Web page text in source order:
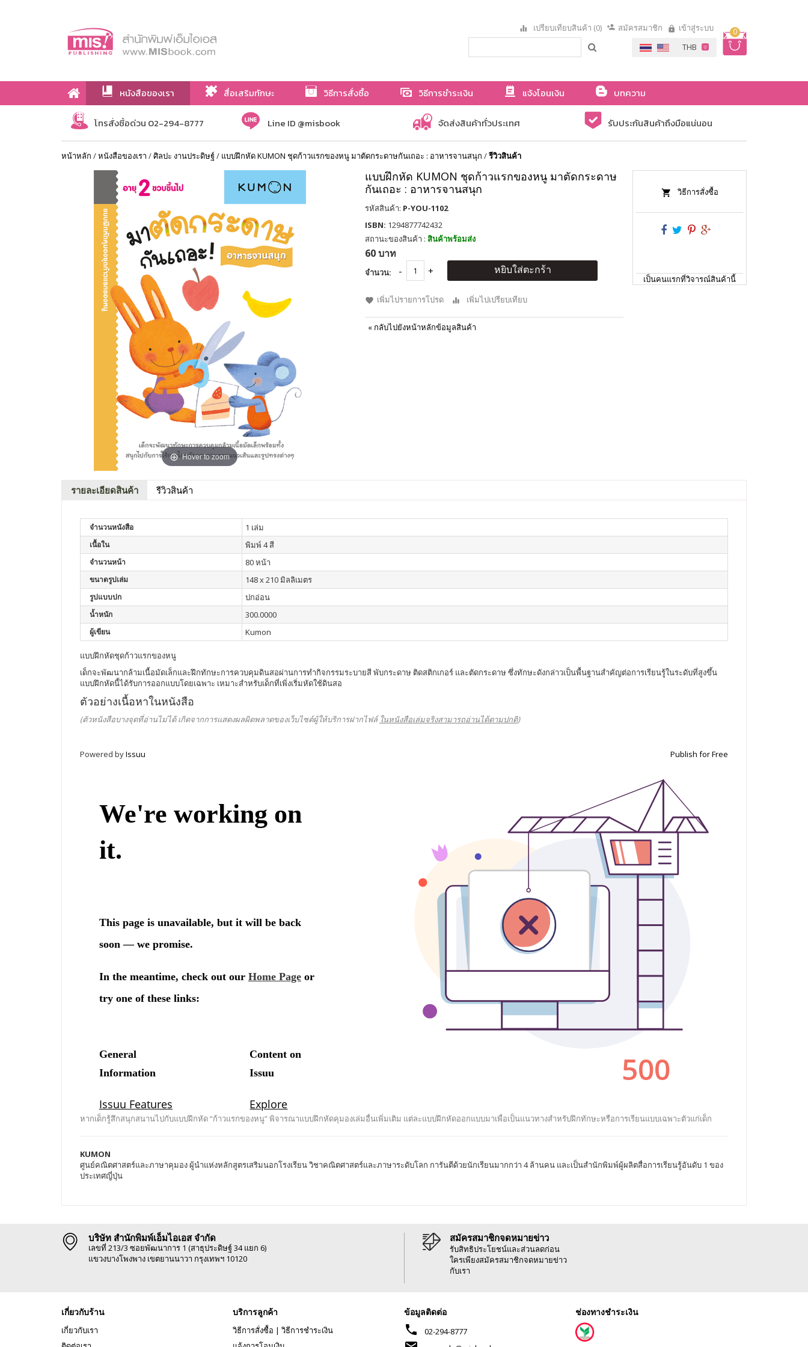
0
เปรียบเทียบสินค้า (0) สมัครสมาชิก เข้าสู่ระบบ
หนังสือของเรา สื่อเสริมทักษะ วิธีการสั่งซื้อ วิธีการชำระเงิน แจ้งโอนเงิน
บทความ
เกี่ยวกับเรา
โทรสั่งซื้อด่วน 02-294-8777 Line ID @misbook จัดส่งสินค้าทั่วประเทศ รับประกันสินค้าถึงมือแน่นอน
หน้าหลัก /หนังสือของเรา /ศิลปะ งานประดิษฐ์/ แบบฝึกหัด KUMON ชุดก้าวแรกของหนู มาตัดกระดาษกันเถอะ : อาหารจานสนุก /รีวิวสินค้า
Hover to zoom
แบบฝึกหัด KUMON ชุดก้าวแรกของหนู มาตัดกระดาษ
กันเถอะ : อาหารจานสนุก
รหัสสินค้า: P-YOU-1102
ISBN: 1294877742432
สถานะของสินค้า : สินค้าพร้อมส่ง
60 บาท
จำนวน: หยิบใส่ตะกร้า
เพิ่มไปรายการโปรด เพิ่มไปเปรียบเทียบ
« กลับไปยังหน้าหลักข้อมูลสินค้า
วิธีการสั่งซื้อ
เป็นคนแรกที่วิจารณ์สินค้านี้
รายละเอียดสินค้า รีวิวสินค้า
จำนวนหนังสือ 1 เล่ม
เนื้อใน พิมพ์ 4 สี
จำนวนหน้า 80 หน้า
ขนาดรูปเล่ม 148 x 210 มิลลิเมตร
รูปแบบปก ปกอ่อน
น้ำหนัก 300.0000
ผู้เขียน Kumon
แบบฝึกหัดชุดก้าวแรกของหนู
เด็กจะพัฒนากล้ามเนื้อมัดเล็กและฝึกทักษะการควบคุมดินสอผ่านการทำกิจกรรมระบายสี พับกระดาษ ติดสติกเกอร์ และตัดกระดาษ ซึ่งทักษะดังกล่าวเป็นพื้นฐานสำคัญต่อการเรียนรู้ในระดับที่สูงขึ้น
แบบฝึกหัดนี้ได้รับการออกแบบโดยเฉพาะ เหมาะสำหรับเด็กที่เพิ่งเริ่มหัดใช้ดินสอ
ตัวอย่างเนื้อหาในหนังสือ
(ตัวหนังสือบางจุดที่อ่านไม่ได้ เกิดจากการแสดงผลผิดพลาดของเว็บไซต์ผู้ให้บริการฝากไฟล์ ในหนังสือเล่มจริงสามารถอ่านได้ตามปกติ)
Powered byIssuu Publish for Free
หากเด็กรู้สึกสนุกสนานไปกับแบบฝึกหัด “ก้าวแรกของหนู” พิจารณาแบบฝึกหัดคุมองเล่มอื่นเพิ่มเติม แต่ละแบบฝึกหัดออกแบบมาเพื่อเป็นแนวทางสำหรับฝึกทักษะหรือการเรียนแบบเฉพาะตัวแก่เด็ก
KUMON
ศูนย์คณิตศาสตร์และภาษาคุมอง ผู้นำแห่งหลักสูตรเสริมนอกโรงเรียน วิชาคณิตศาสตร์และภาษาระดับโลก การันตีด้วยนักเรียนมากกว่า 4 ล้านคน และเป็นสำนักพิมพ์ผู้ผลิตสื่อการเรียนรู้อันดับ 1 ของ
ประเทศญี่ปุ่น
บริษัท สำนักพิมพ์เอ็มไอเอส จำกัด
เลขที่ 213/3 ซอยพัฒนาการ 1 (สาธุประดิษฐ์ 34 แยก 6)
แขวงบางโพงพาง เขตยานนาวา กรุงเทพฯ 10120
สมัครสมาชิกจดหมายข่าว
รับสิทธิประโยชน์และส่วนลดก่อน
ใครเพียงสมัครสมาชิกจดหมายข่าว
กับเรา
เกี่ยวกับร้าน
เกี่ยวกับเรา
บริการลูกค้า
วิธีการสั่งซื้อ | วิธีการชำระเงิน
ข้อมูลติดต่อ
phone 02-294-8777
ช่องทางชำระเงิน